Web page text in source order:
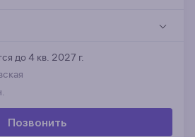
до 4 кв. 2027 г.
Позвонить